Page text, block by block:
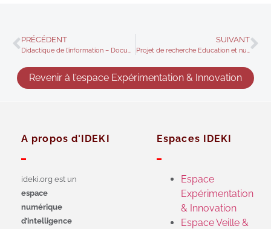
PRÉCÉDENT SUIVANT
Revenir à l'espace Expérimentation & Innovation
A propos d'IDEKI
ideki.org est un
espace
numérique
d’intelligence
Espaces IDEKI
Espace
Expérimentation
& Innovation
Espace Veille &